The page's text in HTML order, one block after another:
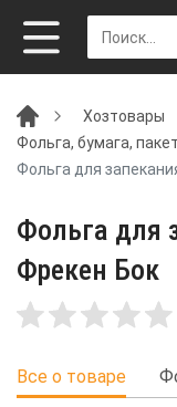
Хозтовары
Фольга, бумага,
Фольга для
Фольга для
Фрекен Бок
Все о товаре